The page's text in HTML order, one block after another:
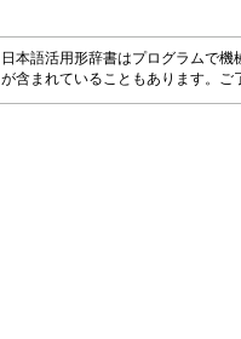
日本語活用形辞書はプログラムで
が含まれていることもあります。ご